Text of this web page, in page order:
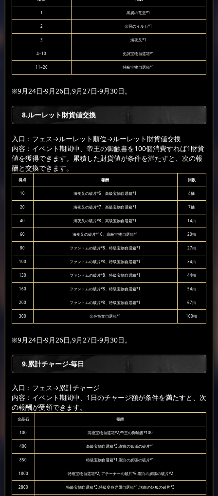
1 黒翼の竜皇*1
2 金冠のイルカ*1
3 海夜叉*1
4~10 史詩宝物自選箱*1
11~20 特級宝物自選箱*1
※9月24日-9月26日,9月27日-9月30日。
8.ルーレット財貨値交換
入口：フェス→ルーレット順位→ルーレット財貨値交換
内容：イベント期間中、帝王の御触書を100個消費すれば1財貨
値を獲得できます。累積した財貨値が条件を満たすと、次の報
酬と交換できます。
得点 報酬 回数
10 海夜叉の破片*5、高級宝物自選箱*1 4抽
20 海夜叉の破片*7、高級宝物自選箱*1 7抽
40 海夜叉の破片*8、高級宝物自選箱*1 14抽
60 海夜叉の破片*10、高級宝物自選箱*1 20抽
80 ファントムの破片*8、特級宝物自選箱*1 27抽
100 ファントムの破片*8、特級宝物自選箱*1 34抽
130 ファントムの破片*8、特級宝物自選箱*1 44抽
160 ファントムの破片*8、特級宝物自選箱*1 54抽
200 ファントムの破片*8、特級宝物自選箱*1 67抽
300 金色符文自選箱*1 100抽
※9月24日-9月26日,9月27日-9月30日。
9.累計チャージ-毎日
入口：フェス→累計チャージ
内容：イベント期間中、1日のチャージ額が条件を満たすと、次
の報酬が受領できます。
金晶石 報酬
100 高級宝物自選箱*2,帝王の御触書*100
400 高級宝物自選箱*3,潔白の妖狐の破片*1
850 特級宝物自選箱*1,潔白の妖狐の破片*1
1800 特級宝物自選箱*2, アテーナーの破片*6,潔白の妖狐の破片*2
2800 特級宝物自選箱*3,特級変身専属自選箱*1,潔白の妖狐の破片*3